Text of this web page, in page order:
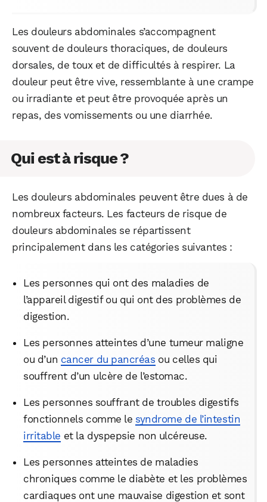
Les douleurs abdominales s’accompagnent
souvent de douleurs thoraciques, de douleurs
dorsales, de toux et de difficultés à respirer. La
douleur peut être vive, ressemblante à une crampe
ou irradiante et peut être provoquée après un
repas, des vomissements ou une diarrhée.
Qui est à risque ?
Les douleurs abdominales peuvent être dues à de
nombreux facteurs. Les facteurs de risque de
douleurs abdominales se répartissent
principalement dans les catégories suivantes :
Les personnes qui ont des maladies de
l’appareil digestif ou qui ont des problèmes de
digestion.
Les personnes atteintes d’une tumeur maligne
ou d’un cancer du pancréas ou celles qui
souffrent d’un ulcère de l’estomac.
Les personnes souffrant de troubles digestifs
fonctionnels comme le syndrome de l’intestin
irritable et la dyspepsie non ulcéreuse.
Les personnes atteintes de maladies
chroniques comme le diabète et les problèmes
cardiaques ont une mauvaise digestion et sont